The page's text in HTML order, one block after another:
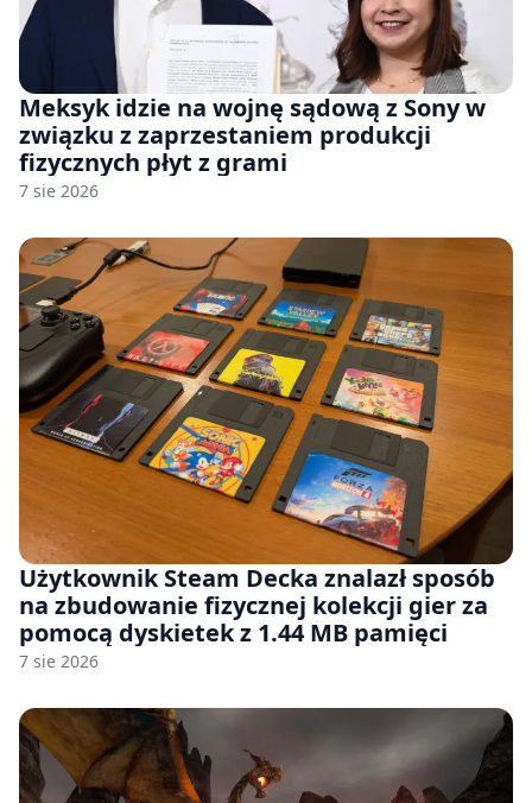
Meksyk idzie na wojnę sądową z Sony w
związku z zaprzestaniem produkcji
fizycznych płyt z grami
7 sie 2026
Użytkownik Steam Decka znalazł sposób
na zbudowanie fizycznej kolekcji gier za
pomocą dyskietek z 1.44 MB pamięci
7 sie 2026